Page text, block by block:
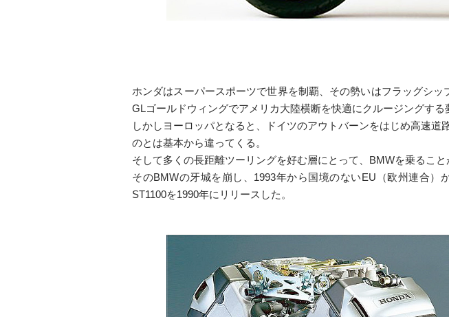
ホンダはスーパースポーツで世界を制覇、その勢いはフラッグシ
GLゴールドウィングでアメリカ大陸横断を快適にクルージングする
しかしヨーロッパとなると、ドイツのアウトバーンをはじめ高速
のとは基本から違ってくる。
そして多くの長距離ツーリングを好む層にとって、BMWを乗ること
そのBMWの牙城を崩し、1993年から国境のないEU（欧州連合）
ST1100を1990年にリリースした。